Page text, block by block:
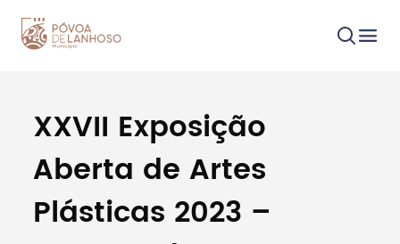
Procurar
XXVII Exposição
Aberta de Artes
Plásticas 2023 –